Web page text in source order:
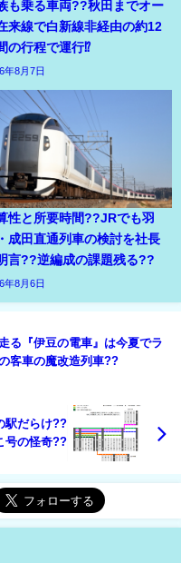
も乗る車両??秋田までオー
来線で白新線非経由の約12
の行程で運行⁉
年8月7日
性と所要時間??JRでも羽
成田直通列車の検討を社長
言??逆編成の課題残る??
年8月6日
る『伊豆の電車』は今夏でラ
客車の魔改造列車??
駅だらけ??
号の怪奇??